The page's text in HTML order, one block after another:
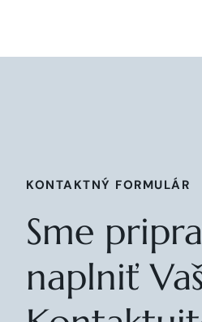
KONTAKTNÝ FORMULÁR
Sme
naplniť